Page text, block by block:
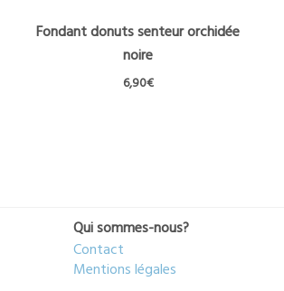
Fondant donuts senteur orchidée
noire
6,90€
Qui sommes-nous?
Contact
Mentions légales